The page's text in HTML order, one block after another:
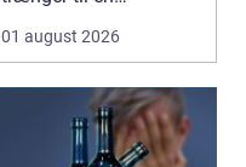
gennemgribende
renovering, e...
01 august 2026